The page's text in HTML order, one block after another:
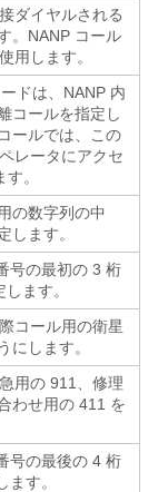
ダイヤルされる
。NANP コール
用します。
ドは、NANP 内
コールを指定し
ールでは、この
レータにアクセ
。
の数字列の中
します。
号の最初の 3 桁
ます。
コール用の衛星
にします。
用の 911、修理
わせ用の 411 を
号の最後の 4 桁
ます。